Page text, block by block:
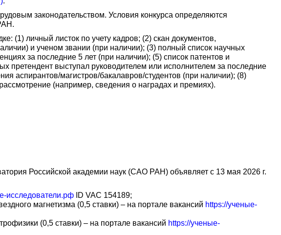
законодательством. Условия конкурса определяются
личный листок по учету кадров; (2) скан документов,
и ученом звании (при наличии); (3) полный список научных
за последние 5 лет (при наличии); (5) список патентов и
претендент выступал руководителем или исполнителем за последние
аспирантов/магистров/бакалавров/студентов (при наличии); (8)
(например, сведения о наградах и премиях).
Российской академии наук (САО РАН) объявляет с 13 мая 2026 г.
исследователи.рф ID VAC 154189;
магнетизма (0,5 ставки) – на портале вакансий https://ученые-
(0,5 ставки) – на портале вакансий https://ученые-